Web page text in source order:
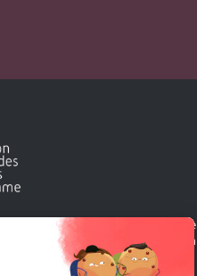
Maison Sciences de l'Homme
et la diffusion des connaissances en